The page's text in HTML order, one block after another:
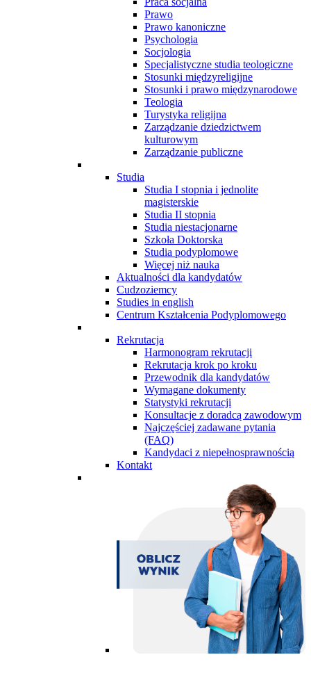
Prawo
Prawo kanoniczne
Psychologia
Socjologia
Specjalistyczne studia teologiczne
Stosunki międzyreligijne
Stosunki i prawo międzynarodowe
Teologia
Turystyka religijna
Zarządzanie dziedzictwem
kulturowym
Zarządzanie publiczne
Studia
Studia I stopnia i jednolite
magisterskie
Studia II stopnia
Studia niestacjonarne
Szkoła Doktorska
Studia podyplomowe
Więcej niż nauka
Aktualności dla kandydatów
Cudzoziemcy
Studies in english
Centrum Kształcenia Podyplomowego
Rekrutacja
Harmonogram rekrutacji
Rekrutacja krok po kroku
Przewodnik dla kandydatów
Wymagane dokumenty
Statystyki rekrutacji
Konsultacje z doradcą zawodowym
Najczęściej zadawane pytania
(FAQ)
Kandydaci z niepełnosprawnością
Kontakt